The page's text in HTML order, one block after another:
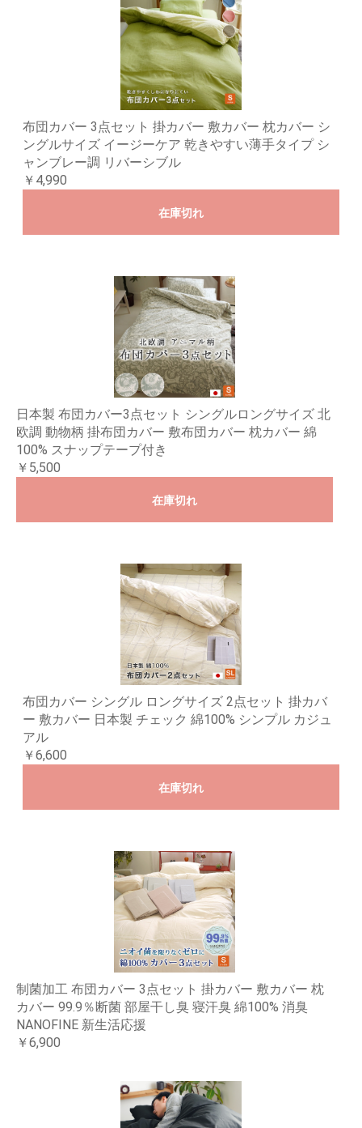
布団カバー 3点セット 掛カバー 敷カバー 枕カバー シ
ングルサイズ イージーケア 乾きやすい薄手タイプ シ
ャンブレー調 リバーシブル
￥4,990
在庫切れ
日本製 布団カバー3点セット シングルロングサイズ 北
欧調 動物柄 掛布団カバー 敷布団カバー 枕カバー 綿
100% スナップテープ付き
￥5,500
在庫切れ
布団カバー シングル ロングサイズ 2点セット 掛カバ
ー 敷カバー 日本製 チェック 綿100% シンプル カジュ
アル
￥6,600
在庫切れ
制菌加工 布団カバー 3点セット 掛カバー 敷カバー 枕
カバー 99.9％断菌 部屋干し臭 寝汗臭 綿100% 消臭
NANOFINE 新生活応援
￥6,900